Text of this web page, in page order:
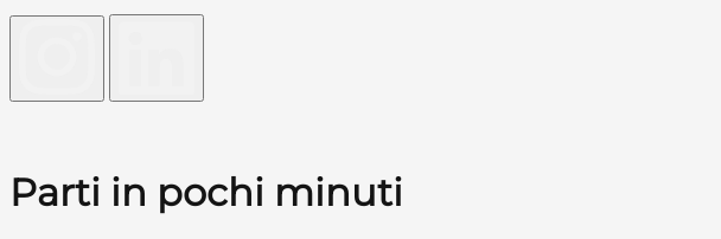
Parti in pochi minuti